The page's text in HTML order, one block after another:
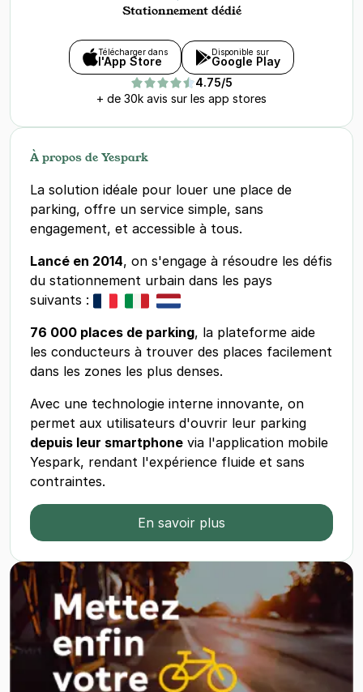
Stationnement dédié
Télécharger dans
l'App Store
Disponible sur
Google Play
4.75/5
+ de 30k avis sur les app stores
À propos de Yespark
La solution idéale pour louer une place de
parking, offre un service simple, sans
engagement, et accessible à tous.
Lancé en 2014, on s'engage à résoudre les défis
du stationnement urbain dans les pays
suivants :
76 000 places de parking, la plateforme aide
les conducteurs à trouver des places facilement
dans les zones les plus denses.
Avec une technologie interne innovante, on
permet aux utilisateurs d'ouvrir leur parking
depuis leur smartphone via l'application mobile
Yespark, rendant l'expérience fluide et sans
contraintes.
En savoir plus